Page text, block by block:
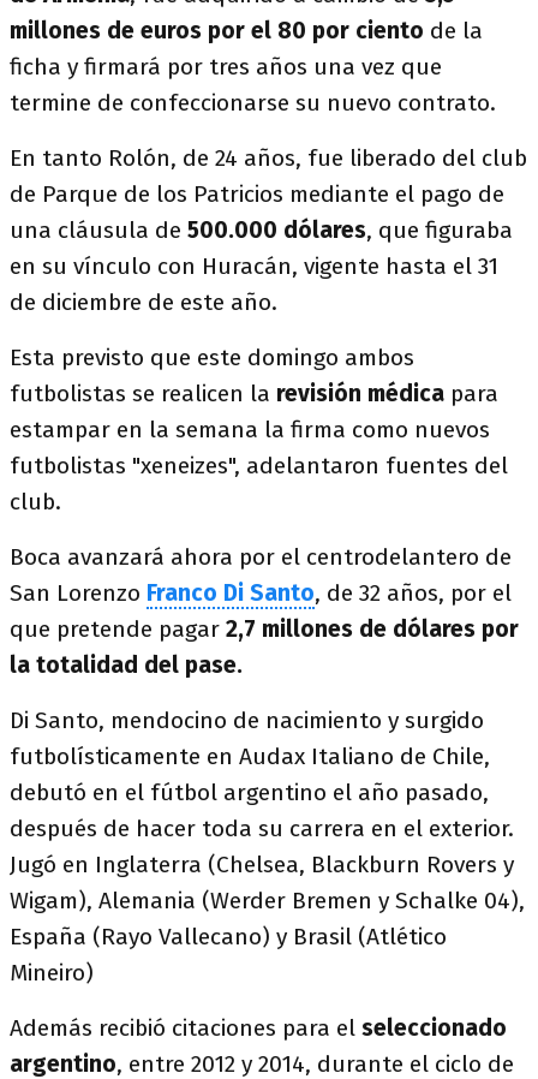
millones de euros por el 80 por ciento de la
ficha y firmará por tres años una vez que
termine de confeccionarse su nuevo contrato.
En tanto Rolón, de 24 años, fue liberado del club
de Parque de los Patricios mediante el pago de
una cláusula de 500.000 dólares, que figuraba
en su vínculo con Huracán, vigente hasta el 31
de diciembre de este año.
Esta previsto que este domingo ambos
futbolistas se realicen la revisión médica para
estampar en la semana la firma como nuevos
futbolistas "xeneizes", adelantaron fuentes del
club.
Boca avanzará ahora por el centrodelantero de
San Lorenzo Franco Di Santo, de 32 años, por el
que pretende pagar 2,7 millones de dólares por
la totalidad del pase.
Di Santo, mendocino de nacimiento y surgido
futbolísticamente en Audax Italiano de Chile,
debutó en el fútbol argentino el año pasado,
después de hacer toda su carrera en el exterior.
Jugó en Inglaterra (Chelsea, Blackburn Rovers y
Wigam), Alemania (Werder Bremen y Schalke 04),
España (Rayo Vallecano) y Brasil (Atlético
Mineiro)
Además recibió citaciones para el seleccionado
argentino, entre 2012 y 2014, durante el ciclo de